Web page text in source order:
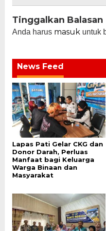
Tinggalkan Balasan
Anda harus masuk untuk
News Feed
Lapas Pati Gelar CKG dan
Donor Darah, Perluas
Manfaat bagi Keluarga
Warga Binaan dan
Masyarakat